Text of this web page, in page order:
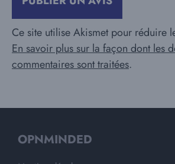
Ce site utilise Akismet pour réduire
En savoir plus sur la façon dont les
commentaires sont traitées.
OPNMINDED